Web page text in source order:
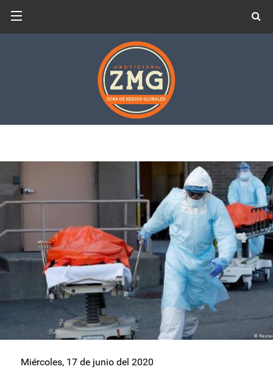
Miércoles, 17 de junio del 2020